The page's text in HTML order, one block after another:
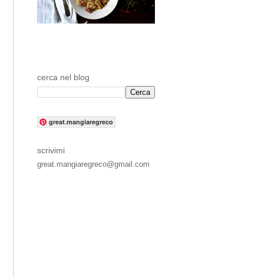
cerca nel blog
great.mangiaregreco
scrivimi
great.mangiaregreco@gmail.com